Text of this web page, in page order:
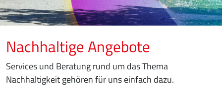
Nachhaltige Angebote
Services und Beratung rund um das Thema
Nachhaltigkeit gehören für uns einfach dazu.